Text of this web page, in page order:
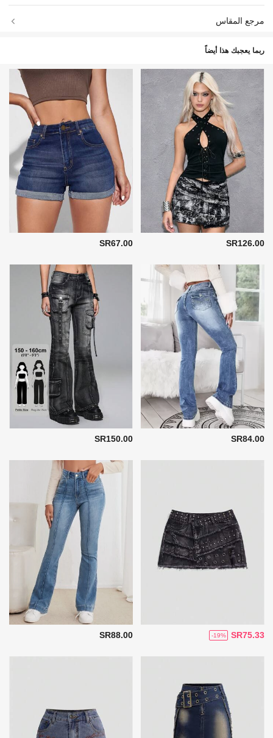
مرجع المقاس
ربما يعجبك هذا أيضاً
SR126.00
SR67.00
SR84.00
SR150.00
SR75.33
-19%
SR88.00